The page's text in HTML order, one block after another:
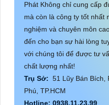
Phát Không chỉ cung cấp
mà còn là công ty tốt nhất
nghiệm và chuyên môn
đến cho bạn sự hài lòng
với chúng tôi để được tư
chất lượng nhất!
Trụ Sở: 51 Lũy Bán Bích,
Phú, TP.HCM
Hotline: 0938.11.23.99